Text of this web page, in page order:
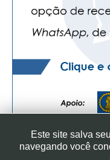
Este site salva
navegando você